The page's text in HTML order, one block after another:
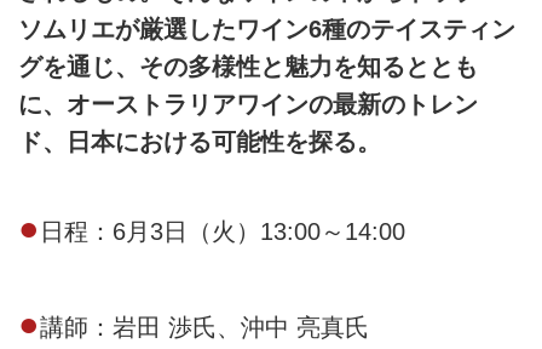
ソムリエが厳選したワイン6種のテイスティン
グを通じ、その多様性と魅力を知るととも
に、オーストラリアワインの最新のトレン
ド、日本における可能性を探る。
● 日程：6月3日（火）13:00～14:00
●講師：岩田 渉氏、沖中 亮真氏